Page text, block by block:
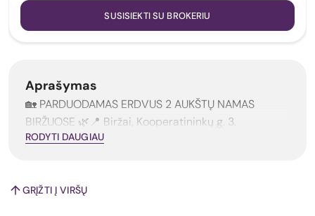
SUSISIEKTI SU BROKERIU
Aprašymas
🏡 PARDUODAMAS ERDVUS 2 AUKŠTŲ NAMAS
BIRŽUOSE 🌿📍 Biržai, Kooperatininkų g. 3.
RODYTI DAUGIAU
GRĮŽTI Į VIRŠŲ